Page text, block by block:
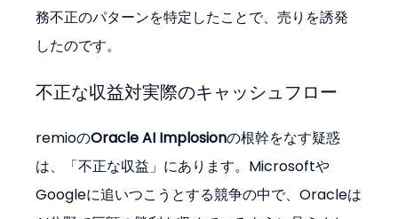
務不正のパターンを特定したことで、売りを誘発
したのです。
不正な収益対実際のキャッシュフロー
remioのOracle AI Implosionの根幹をなす疑惑
は、「不正な収益」にあります。Microsoftや
Googleに追いつこうとする競争の中で、Oracleは